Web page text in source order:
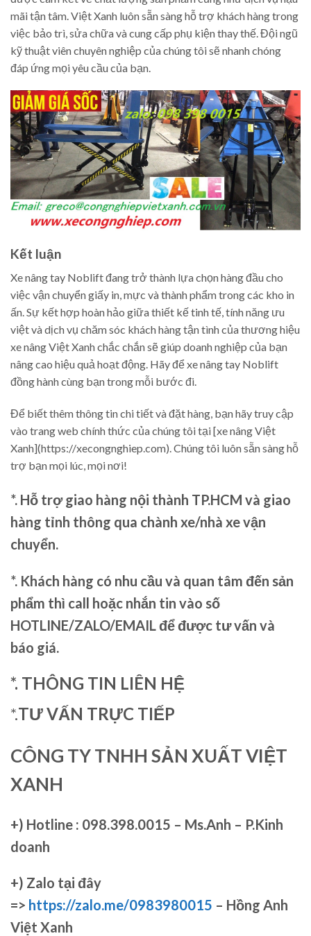
mãi tận tâm. Việt Xanh luôn sẵn sàng hỗ trợ khách hàng trong
việc bảo trì, sửa chữa và cung cấp phụ kiện thay thế. Đội ngũ
kỹ thuật viên chuyên nghiệp của chúng tôi sẽ nhanh chóng
đáp ứng mọi yêu cầu của bạn.
Kết luận
Xe nâng tay Noblift đang trở thành lựa chọn hàng đầu cho
việc vận chuyển giấy in, mực và thành phẩm trong các kho in
ấn. Sự kết hợp hoàn hảo giữa thiết kế tinh tế, tính năng ưu
việt và dịch vụ chăm sóc khách hàng tận tình của thương hiệu
xe nâng Việt Xanh chắc chắn sẽ giúp doanh nghiệp của bạn
nâng cao hiệu quả hoạt động. Hãy để xe nâng tay Noblift
đồng hành cùng bạn trong mỗi bước đi.
Để biết thêm thông tin chi tiết và đặt hàng, bạn hãy truy cập
vào trang web chính thức của chúng tôi tại [xe nâng Việt
Xanh](https://xecongnghiep.com). Chúng tôi luôn sẵn sàng hỗ
trợ bạn mọi lúc, mọi nơi!
*. Hỗ trợ giao hàng nội thành TP.HCM và giao
hàng tỉnh thông qua chành xe/nhà xe vận
chuyển.
*. Khách hàng có nhu cầu và quan tâm đến sản
phẩm thì call hoặc nhắn tin vào số
HOTLINE/ZALO/EMAIL để được tư vấn và
báo giá.
*. THÔNG TIN LIÊN HỆ
*.TƯ VẤN TRỰC TIẾP
CÔNG TY TNHH SẢN XUẤT VIỆT
XANH
+) Hotline : 098.398.0015 – Ms.Anh – P.Kinh
doanh
+) Zalo tại đây
=> https://zalo.me/0983980015 – Hồng Anh
Việt Xanh